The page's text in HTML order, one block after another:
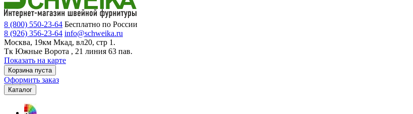
8 (800) 550-23-64 Бесплатно по России
8 (926) 356-23-64 info@schweika.ru
Москва, 19км Мкад, вл20, стр 1.
Тк Южные Ворота , 21 линия 63 пав.
Показать на карте
Корзина пуста
Оформить заказ
Каталог